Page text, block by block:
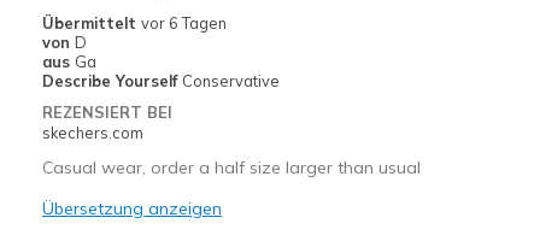
Geeignete Verwendung
Casual Wear
Travel
Width
Sizing
Feels true to size
Übermittelt vor 6 Tagen
von D
aus Ga
Describe Yourself Conservative
REZENSIERT BEI
skechers.com
Casual wear, order a half size larger than usual
Übersetzung anzeigen